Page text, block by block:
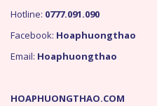
HOAPHUONGTHAO.COM
Hotline: 0777.091.090
Facebook: Hoaphuongthao
Email: Hoaphuongthao